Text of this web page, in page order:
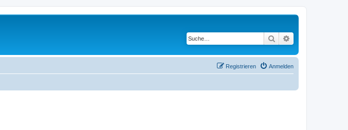
Suche
Anmelden
Registrieren